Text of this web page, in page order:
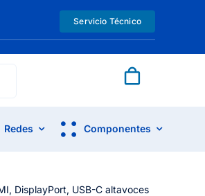
Servicio Técnico
Redes Componentes
DisplayPort, USB-C altavoces